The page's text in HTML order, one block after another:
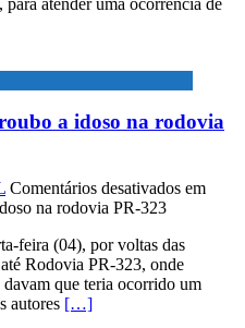
a idoso na rodovia
Comentários desativados em
na rodovia PR-323
feira (04), por voltas das
Rodovia PR-323, onde
que teria ocorrido um
autores […]